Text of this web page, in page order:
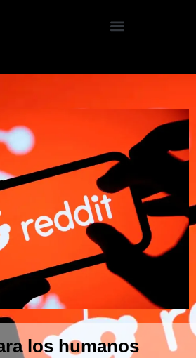
los humanos